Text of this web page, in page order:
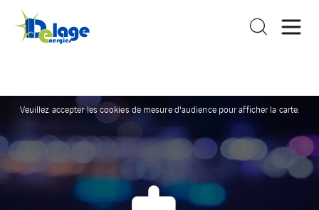
Veuillez accepter les cookies de mesure d'audience pour afficher la carte.